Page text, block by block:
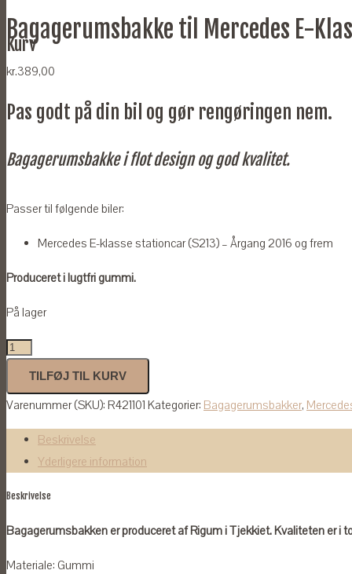
Kurv
Bagagerumsbakke til Mercedes E-
kr.389,00
Pas godt på din bil og gør rengøringen nem.
Bagagerumsbakke i flot design og god kvalitet.
Passer til følgende biler:
Mercedes E-klasse stationcar (S213) – Årgang 2016 og frem
Produceret i lugtfri gummi.
På lager
Bagagerumsbakke
Mercedes
E-
Klasse
Stationcar
2016-
antal
TILFØJ TIL KURV
Varenummer (SKU): R421101 Kategorier: Bagagerumsbakker,
Beskrivelse
Yderligere information
Beskrivelse
Bagagerumsbakken er produceret af Rigum i Tjekkiet. Kvaliteten er i
Materiale: Gummi